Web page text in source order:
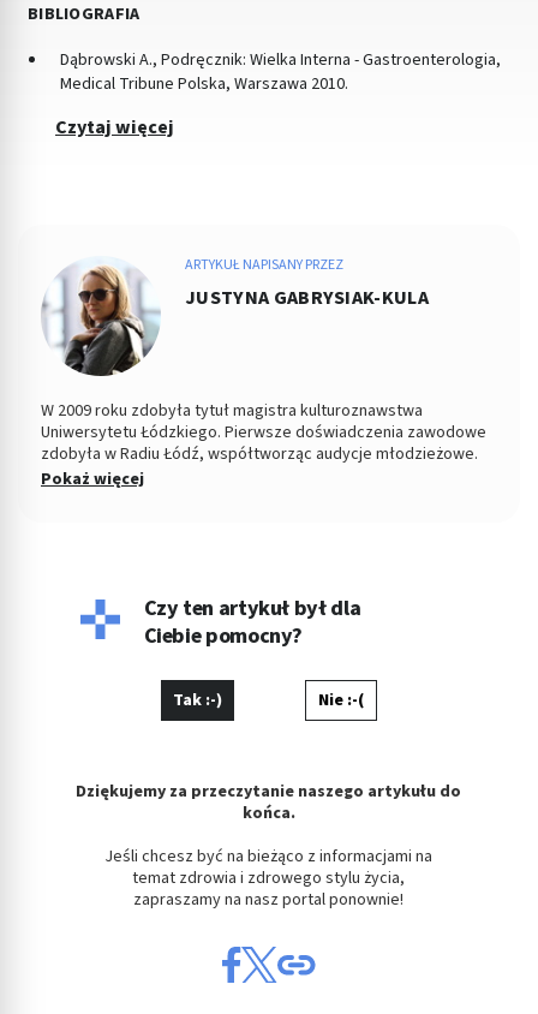
BIBLIOGRAFIA
Dąbrowski A., Podręcznik: Wielka Interna - Gastroenterologia,
Medical Tribune Polska, Warszawa 2010.
Czytaj więcej
ARTYKUŁ NAPISANY PRZEZ
JUSTYNA GABRYSIAK-KULA
W 2009 roku zdobyła tytuł magistra kulturoznawstwa
Uniwersytetu Łódzkiego. Pierwsze doświadczenia zawodowe
zdobyła w Radiu Łódź, współtworząc audycje młodzieżowe.
Od kilku lat pracuje jako copywriter, specjalizując się w
Pokaż więcej
Czy ten artykuł był dla
Ciebie pomocny?
Tak :-) Nie :-(
Dziękujemy za przeczytanie naszego artykułu do
końca.
Jeśli chcesz być na bieżąco z informacjami na
temat zdrowia i zdrowego stylu życia,
zapraszamy na nasz portal ponownie!